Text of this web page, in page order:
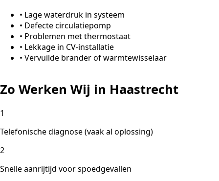
• Lage waterdruk in systeem
• Defecte circulatiepomp
• Problemen met thermostaat
• Lekkage in CV-installatie
• Vervuilde brander of warmtewisselaar
Zo Werken Wij in Haastrecht
1
Telefonische diagnose (vaak al oplossing)
2
Snelle aanrijtijd voor spoedgevallen